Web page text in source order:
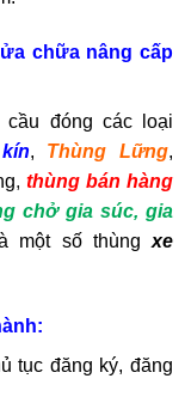
chữa nâng cấp
đóng các loại
, Thùng Lững,
,thùng bán hàng
chở gia súc, gia
một số thùngxe
tục đăng ký, đăng